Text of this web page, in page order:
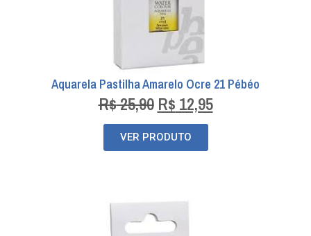
Aquarela Pastilha Amarelo Ocre 21 Pébéo
R$25,90 R$ 12,95
VER PRODUTO